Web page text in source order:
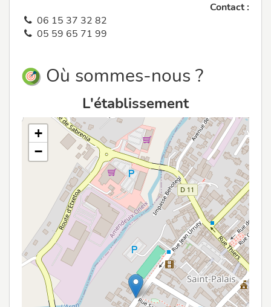
Contact :
06 15 37 32 82
05 59 65 71 99
Où sommes-nous ?
L'établissement
+
−